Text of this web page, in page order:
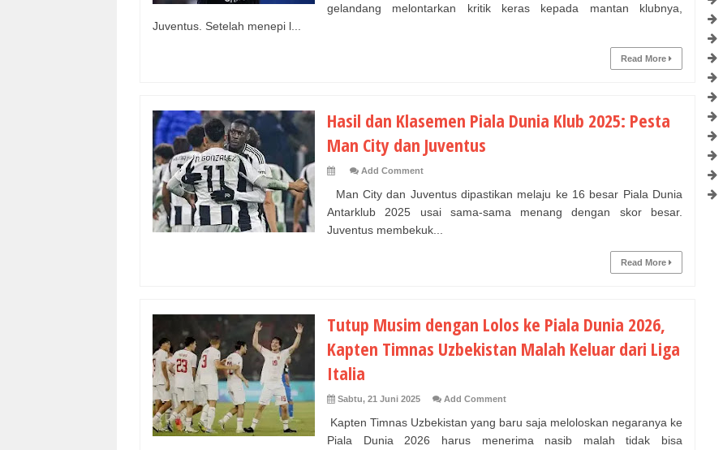
gelandang melontarkan kritik keras kepada mantan klubnya,
Juventus. Setelah menepi l...
Read More
Hasil dan Klasemen Piala Dunia Klub 2025: Pesta
Man City dan Juventus
Add Comment
Man City dan Juventus dipastikan melaju ke 16 besar Piala Dunia
Antarklub 2025 usai sama-sama menang dengan skor besar.
Juventus membekuk...
Read More
Tutup Musim dengan Lolos ke Piala Dunia 2026,
Kapten Timnas Uzbekistan Malah Keluar dari Liga
Italia
Sabtu, 21 Juni 2025 Add Comment
Kapten Timnas Uzbekistan yang baru saja meloloskan negaranya ke
Piala Dunia 2026 harus menerima nasib malah tidak bisa